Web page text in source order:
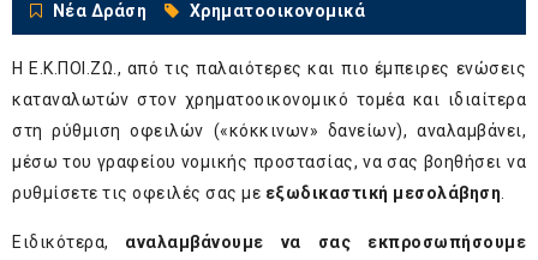
Νέα Δράση Χρηματοοικονομικά
Η Ε.Κ.ΠΟΙ.ΖΩ., από τις παλαιότερες και πιο έμπειρες ενώσεις
καταναλωτών στον χρηματοοικονομικό τομέα και ιδιαίτερα
στη ρύθμιση οφειλών («κόκκινων» δανείων), αναλαμβάνει,
μέσω του γραφείου νομικής προστασίας, να σας βοηθήσει να
ρυθμίσετε τις οφειλές σας με εξωδικαστική μεσολάβηση.
Ειδικότερα, αναλαμβάνουμε να σας εκπροσωπήσουμε